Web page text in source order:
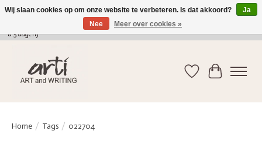
verkoop@arti-artandwriting.be/ +32 (0)471 41 82 41 / GRATIS verzending > 75 euro (2
a 5 dagen)
Verlanglijst
Home / Tags / 022704
Wij slaan cookies op om onze website te verbeteren. Is dat akkoord?
Ja
Nee
Meer over cookies »